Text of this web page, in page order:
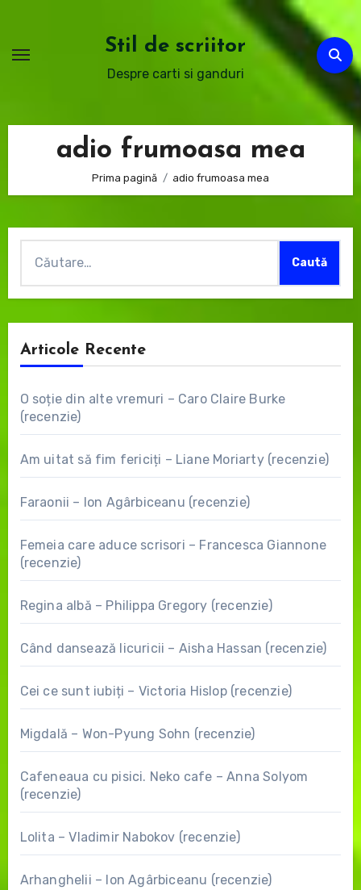
conținut
Stil de scriitor
Despre carti si ganduri
adio frumoasa mea
Prima pagină adio frumoasa mea
Articole Recente
O soție din alte vremuri – Caro Claire Burke
(recenzie)
Am uitat să fim fericiți – Liane Moriarty (recenzie)
Faraonii – Ion Agârbiceanu (recenzie)
Femeia care aduce scrisori – Francesca Giannone
(recenzie)
Regina albă – Philippa Gregory (recenzie)
Când dansează licuricii – Aisha Hassan (recenzie)
Cei ce sunt iubiți – Victoria Hislop (recenzie)
Migdală – Won-Pyung Sohn (recenzie)
Cafeneaua cu pisici. Neko cafe – Anna Solyom
(recenzie)
Lolita – Vladimir Nabokov (recenzie)
Arhanghelii – Ion Agârbiceanu (recenzie)